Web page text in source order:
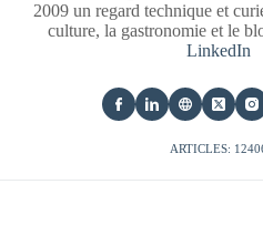
2009 un regard technique et
culture, la gastronomie et le
LinkedIn
ARTICLES: